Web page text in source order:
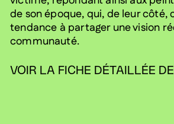
de son époque, qui, de leur côté,
tendance à partager une vision
communauté.
VOIR LA FICHE DÉTAILLÉE